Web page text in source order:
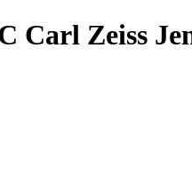
Carl Zeiss